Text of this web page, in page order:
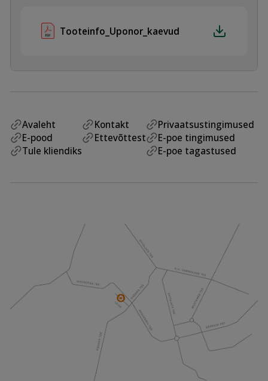
Tooteinfo_Uponor_kaevud
Avaleht
E-pood
Tule kliendiks
Kontakt
Ettevõttest
Privaatsustingimused
E-poe tingimused
E-poe tagastused